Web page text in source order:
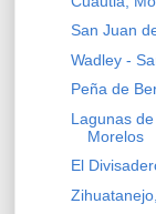
San Juan
Wadley -
Peña de
Lagunas
Morelos
El